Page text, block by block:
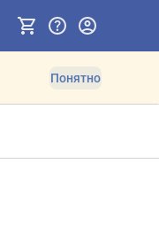
Понятно